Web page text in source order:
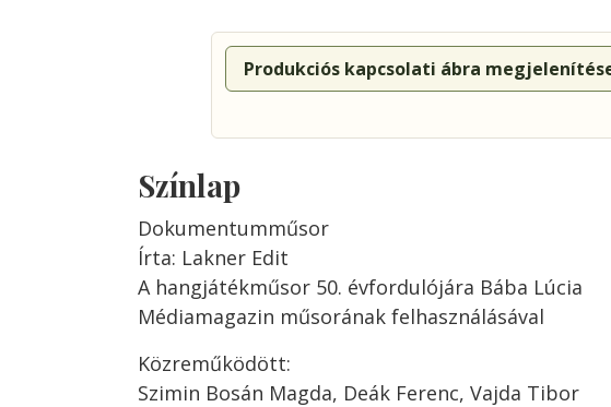
Produkciós kapcsolati ábra
Színlap
Dokumentumműsor
Írta: Lakner Edit
A hangjátékműsor 50. évfordulójára Bába Lúcia
Médiamagazin műsorának felhasználásával
Közreműködött:
Szimin Bosán Magda, Deák Ferenc, Vajda Tibor